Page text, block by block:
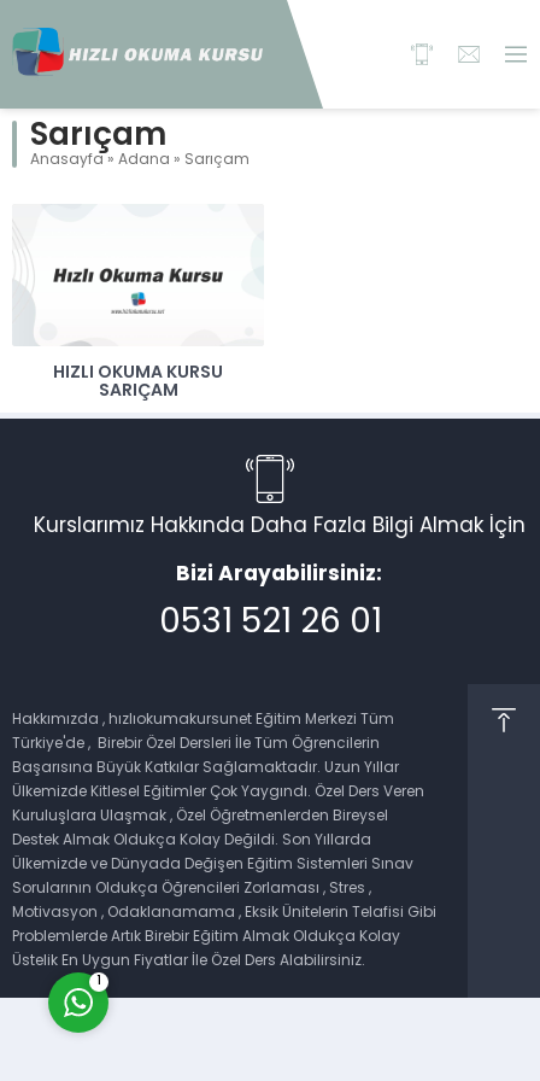
Sarıçam
Anasayfa » Adana » Sarıçam
HIZLI OKUMA KURSU
SARIÇAM
Kurslarımız Hakkında Daha Fazla Bilgi Almak İçin
Bizi Arayabilirsiniz:
0531 521 26 01
Hakkımızda , hızlıokumakursunet Eğitim Merkezi Tüm
Türkiye'de , Birebir Özel Dersleri İle Tüm Öğrencilerin
Başarısına Büyük Katkılar Sağlamaktadır. Uzun Yıllar
Ülkemizde Kitlesel Eğitimler Çok Yaygındı. Özel Ders Veren
Kuruluşlara Ulaşmak , Özel Öğretmenlerden Bireysel
Destek Almak Oldukça Kolay Değildi. Son Yıllarda
Ülkemizde ve Dünyada Değişen Eğitim Sistemleri Sınav
Sorularının Oldukça Öğrencileri Zorlaması , Stres ,
Motivasyon , Odaklanamama , Eksik Ünitelerin Telafisi Gibi
Problemlerde Artık Birebir Eğitim Almak Oldukça Kolay
Üstelik En Uygun Fiyatlar İle Özel Ders Alabilirsiniz.
Müşteri Temsilcisi
Cevap Yaz